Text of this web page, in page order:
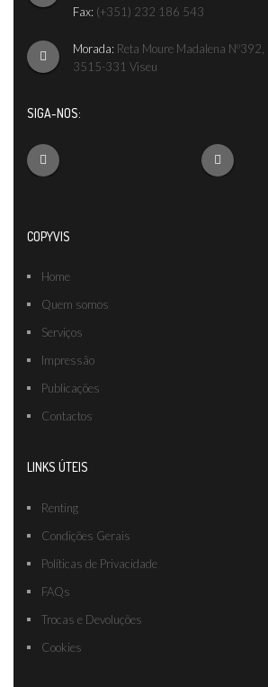
Fax: (+351) 232 186 543
Morada: Reta Moure Madalena Nº392,
3515-331 Viseu
SIGA-NOS:
COPYVIS
Home
Quem somos
Serviços
Impressão
Publicações
Contactos
LINKS ÚTEIS
Renting
Condições Gerais
Políticas de Privacidade
FAQs
Trocas e Devoluções
Cookies